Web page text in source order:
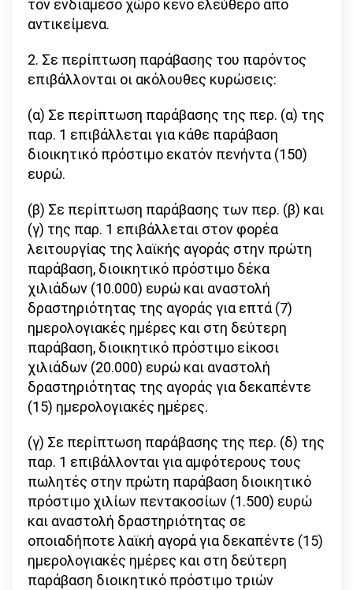
τον ενδιάμεσο χώρο κενό ελεύθερο από
αντικείμενα.
2. Σε περίπτωση παράβασης του παρόντος
επιβάλλονται οι ακόλουθες κυρώσεις:
(α) Σε περίπτωση παράβασης της περ. (α) της
παρ. 1 επιβάλλεται για κάθε παράβαση
διοικητικό πρόστιμο εκατόν πενήντα (150)
ευρώ.
(β) Σε περίπτωση παράβασης των περ. (β) και
(γ) της παρ. 1 επιβάλλεται στον φορέα
λειτουργίας της λαϊκής αγοράς στην πρώτη
παράβαση, διοικητικό πρόστιμο δέκα
χιλιάδων (10.000) ευρώ και αναστολή
δραστηριότητας της αγοράς για επτά (7)
ημερολογιακές ημέρες και στη δεύτερη
παράβαση, διοικητικό πρόστιμο είκοσι
χιλιάδων (20.000) ευρώ και αναστολή
δραστηριότητας της αγοράς για δεκαπέντε
(15) ημερολογιακές ημέρες.
(γ) Σε περίπτωση παράβασης της περ. (δ) της
παρ. 1 επιβάλλονται για αμφότερους τους
πωλητές στην πρώτη παράβαση διοικητικό
πρόστιμο χιλίων πεντακοσίων (1.500) ευρώ
και αναστολή δραστηριότητας σε
οποιαδήποτε λαϊκή αγορά για δεκαπέντε (15)
ημερολογιακές ημέρες και στη δεύτερη
παράβαση διοικητικό πρόστιμο τριών